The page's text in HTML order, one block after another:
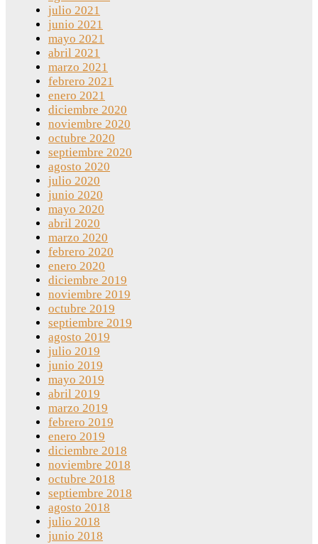
julio 2021
junio 2021
mayo 2021
abril 2021
marzo 2021
febrero 2021
enero 2021
diciembre 2020
noviembre 2020
octubre 2020
septiembre 2020
agosto 2020
julio 2020
junio 2020
mayo 2020
abril 2020
marzo 2020
febrero 2020
enero 2020
diciembre 2019
noviembre 2019
octubre 2019
septiembre 2019
agosto 2019
julio 2019
junio 2019
mayo 2019
abril 2019
marzo 2019
febrero 2019
enero 2019
diciembre 2018
noviembre 2018
octubre 2018
septiembre 2018
agosto 2018
julio 2018
junio 2018